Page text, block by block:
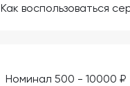
Как воспользоваться
Номинал 500 - 10000 ₽